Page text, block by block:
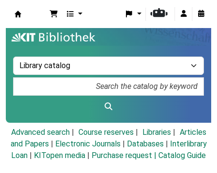
Advanced search Course reserves Libraries
Articles
and Papers
Electronic Journals Databases
Interlibrary
Loan
KITopen media Purchase request | Catalog Guide